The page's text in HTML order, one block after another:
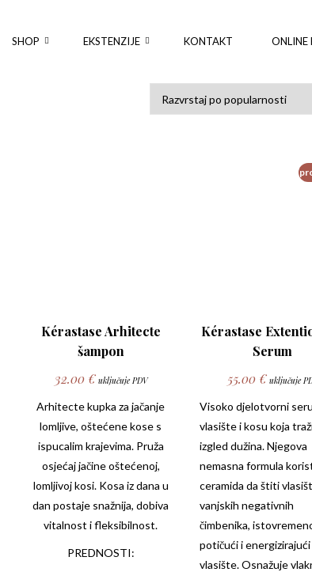
SHOP EKSTENZIJE KONTAKT ONLINE
Kérastase Arhitecte
šampon
32.00 € uključuje PDV
Arhitectekupka za jačanje
lomljive, oštećene kose s
ispucalim krajevima. Pruža
osjećaj jačine oštećenoj,
lomljivoj kosi. Kosa iz dana u
dan postaje snažnija, dobiva
vitalnost i fleksibilnost.
PREDNOSTI:
Kérastase
Serum
55.00 € uključuje
Visoko djelotvorni
vlasište i kosu koja
izgled dužina. Njegova
nemasna formula
ceramida da štiti
vanjskih negativnih
čimbenika,
potičući i energizirajući
vlasište. Osnažuje